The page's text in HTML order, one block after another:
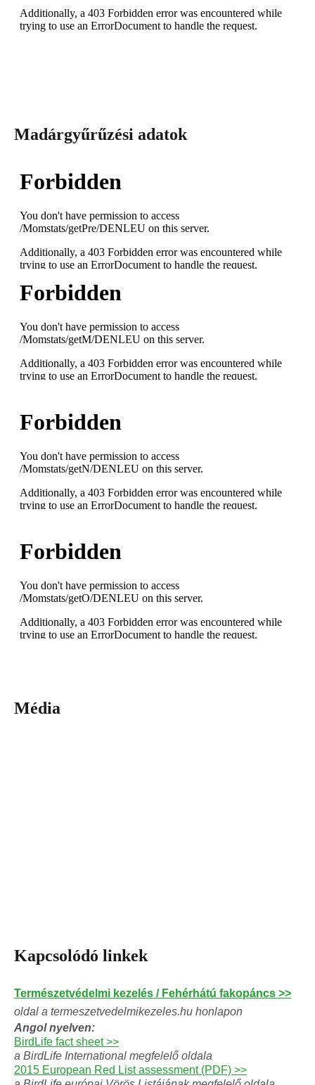
Madárgyűrűzési adatok
Média
Kapcsolódó linkek
Természetvédelmi kezelés / Fehérhátú fakopáncs >>
oldal a termeszetvedelmikezeles.hu honlapon
Angol nyelven:
BirdLife fact sheet >>
a BirdLife International megfelelő oldala
2015 European Red List assessment (PDF) >>